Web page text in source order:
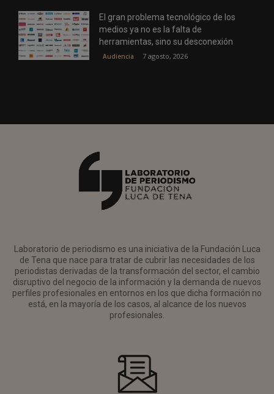
El gran problema tecnológico de los
medios ya no es la falta de
herramientas, sino su desconexión
Audiencia 7 agosto, 2026
Laboratorio de periodismo es una iniciativa de la Fundación Luca
de Tena que nace para tratar de cubrir las necesidades de los
periodistas derivadas de la transformación del sector, el cambio
disruptivo del negocio de la información y la demanda de nuevos
perfiles profesionales en entornos en los que dicha formación no
está, en la mayoría de los casos, al alcance de los nuevos
profesionales.